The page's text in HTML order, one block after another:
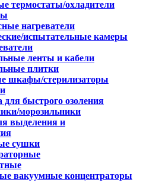
термостаты/охладители
нагреватели
испытательные камеры
ленты и кабели
плитки
шкафы/стерилизаторы
для быстрого озоления
морозильники
выделения и
сушки
вакуумные концентраторы